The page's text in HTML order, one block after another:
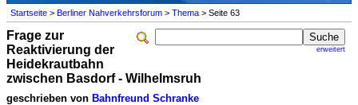
Startseite > Berliner Nahverkehrsforum > Thema > Seite 63
erweitert
Frage zur
Reaktivierung der
Heidekrautbahn
zwischen Basdorf - Wilhelmsruh
geschrieben von Bahnfreund Schranke